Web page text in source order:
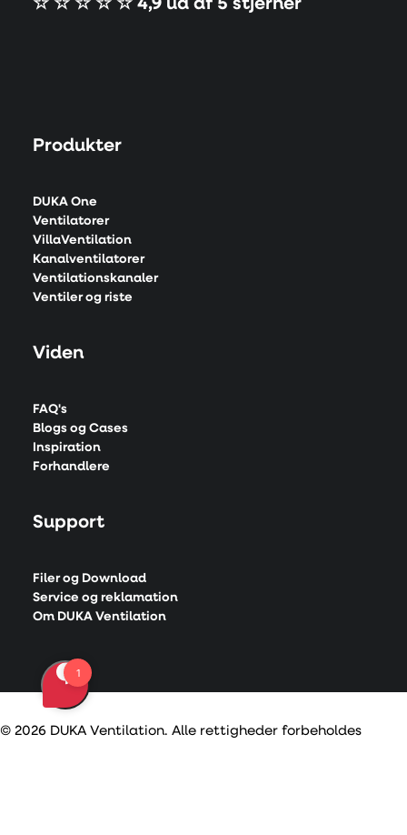
☆ ☆ ☆ ☆ ☆ 4,9 ud af 5 stjerner
Produkter
DUKA One
Ventilatorer
VillaVentilation
Kanalventilatorer
Ventilationskanaler
Ventiler og riste
Viden
FAQ's
Blogs og Cases
Inspiration
Forhandlere
Support
Filer og Download
Service og reklamation
Om DUKA Ventilation
© 2026 DUKA Ventilation. Alle rettigheder forbeholdes